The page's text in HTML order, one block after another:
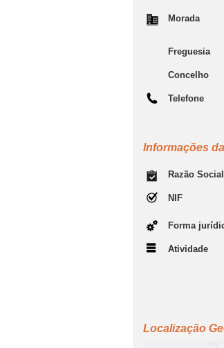
Morada
Freguesia
Concelho
Telefone
Informações
Razão Social
NIF
Forma
Atividade
Localização